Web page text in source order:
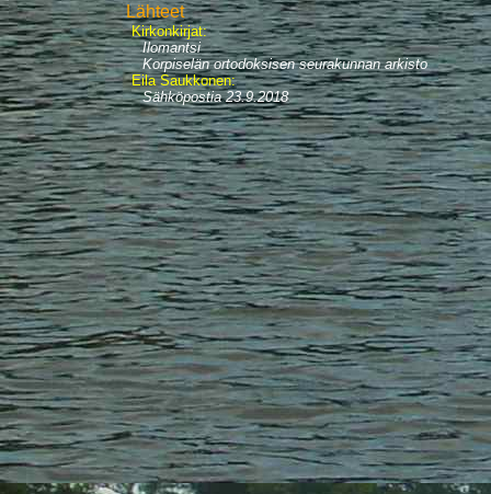
Lähteet
Kirkonkirjat:
Ilomantsi
Korpiselän ortodoksisen seurakunnan arkisto
Eila Saukkonen:
Sähköpostia 23.9.2018